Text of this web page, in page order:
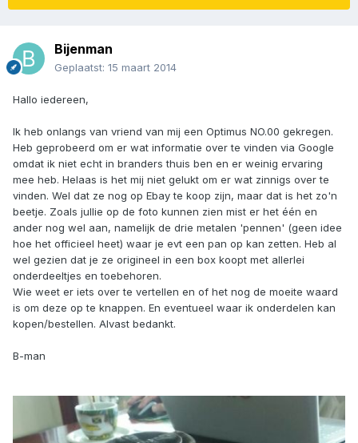
Bijenman
Geplaatst: 15 maart 2014
Hallo iedereen,
Ik heb onlangs van vriend van mij een Optimus NO.00 gekregen.
Heb geprobeerd om er wat informatie over te vinden via Google
omdat ik niet echt in branders thuis ben en er weinig ervaring
mee heb. Helaas is het mij niet gelukt om er wat zinnigs over te
vinden. Wel dat ze nog op Ebay te koop zijn, maar dat is het zo'n
beetje. Zoals jullie op de foto kunnen zien mist er het één en
ander nog wel aan, namelijk de drie metalen 'pennen' (geen idee
hoe het officieel heet) waar je evt een pan op kan zetten. Heb al
wel gezien dat je ze origineel in een box koopt met allerlei
onderdeeltjes en toebehoren.
Wie weet er iets over te vertellen en of het nog de moeite waard
is om deze op te knappen. En eventueel waar ik onderdelen kan
kopen/bestellen. Alvast bedankt.
B-man